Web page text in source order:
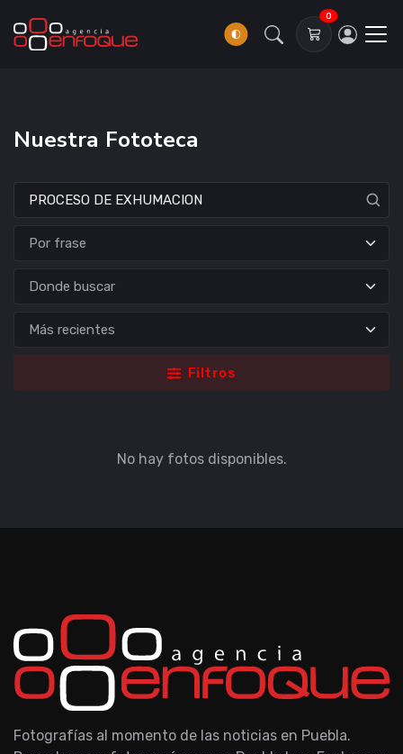
0
Nuestra Fototeca
Donde buscar
Filtros
No hay fotos disponibles.
Fotografías al momento de las noticias en Puebla.